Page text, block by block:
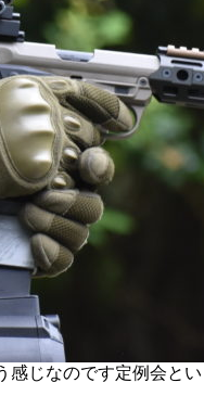
じなのです定例会と